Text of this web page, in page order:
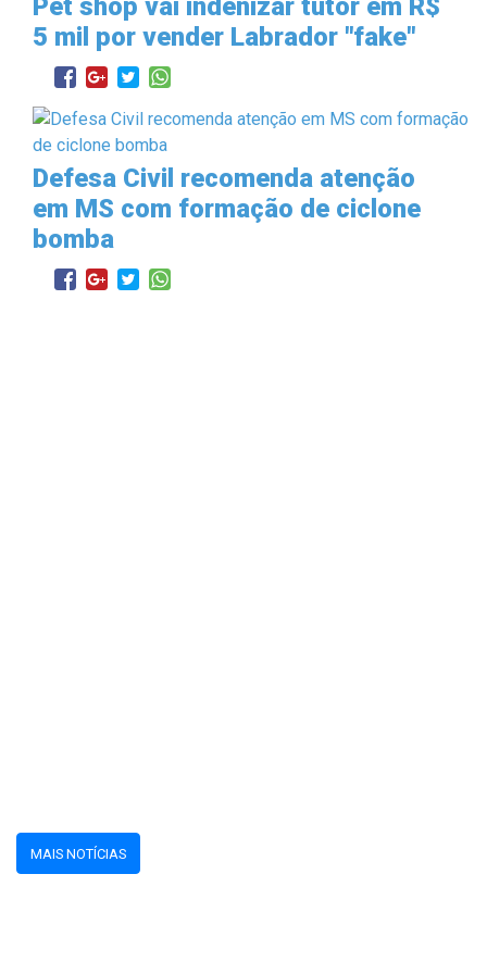
Pet shop vai indenizar tutor em R$
5 mil por vender Labrador "fake"
Defesa Civil recomenda atenção
em MS com formação de ciclone
bomba
MAIS NOTÍCIAS